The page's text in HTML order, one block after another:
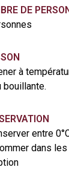
DE
à
bouillante.
entre
dans